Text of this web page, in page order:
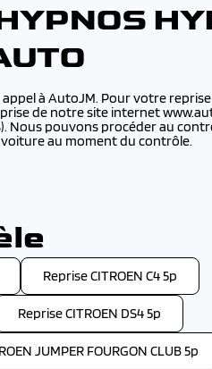
à AutoJM. Pour votre reprise
de notre site internet
pouvons procéder au
voiture au moment du contrôle.
Reprise CITROEN C4 5p
Reprise CITROEN DS4 5p
JUMPER FOURGON CLUB 5p